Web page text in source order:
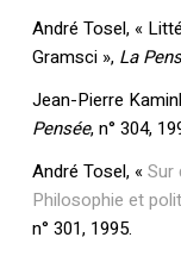
André Tosel, «
Gramsci », La
Jean-Pierre
Pensée, n° 304,
André Tosel, «Sur
Philosophie et
n° 301, 1995.